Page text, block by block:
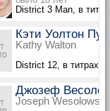
District 3 Man, в
Кэти Уолтон
Kathy Walton
District 12, в титрах
Джозеф
Joseph Wesolowski